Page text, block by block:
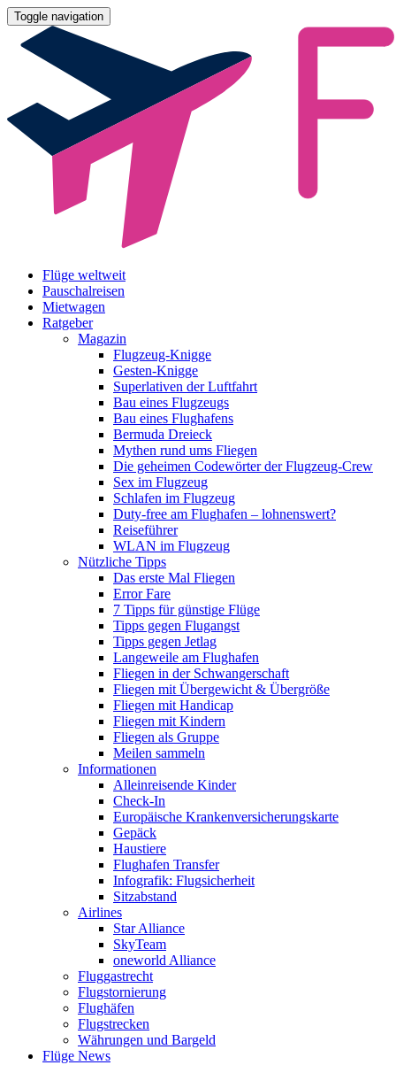
Toggle navigation
Flüge weltweit
Pauschalreisen
Mietwagen
Ratgeber
Magazin
Flugzeug-Knigge
Gesten-Knigge
Superlativen der Luftfahrt
Bau eines Flugzeugs
Bau eines Flughafens
Bermuda Dreieck
Mythen rund ums Fliegen
Die geheimen Codewörter der Flugzeug-Crew
Sex im Flugzeug
Schlafen im Flugzeug
Duty-free am Flughafen – lohnenswert?
Reiseführer
WLAN im Flugzeug
Nützliche Tipps
Das erste Mal Fliegen
Error Fare
7 Tipps für günstige Flüge
Tipps gegen Flugangst
Tipps gegen Jetlag
Langeweile am Flughafen
Fliegen in der Schwangerschaft
Fliegen mit Übergewicht & Übergröße
Fliegen mit Handicap
Fliegen mit Kindern
Fliegen als Gruppe
Meilen sammeln
Informationen
Alleinreisende Kinder
Check-In
Europäische Krankenversicherungskarte
Gepäck
Haustiere
Flughafen Transfer
Infografik: Flugsicherheit
Sitzabstand
Airlines
Star Alliance
SkyTeam
oneworld Alliance
Fluggastrecht
Flugstornierung
Flughäfen
Flugstrecken
Währungen und Bargeld
Flüge News